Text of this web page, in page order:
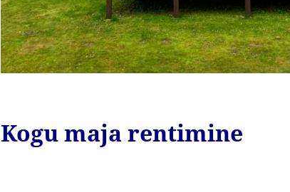
Kogu maja rentimine